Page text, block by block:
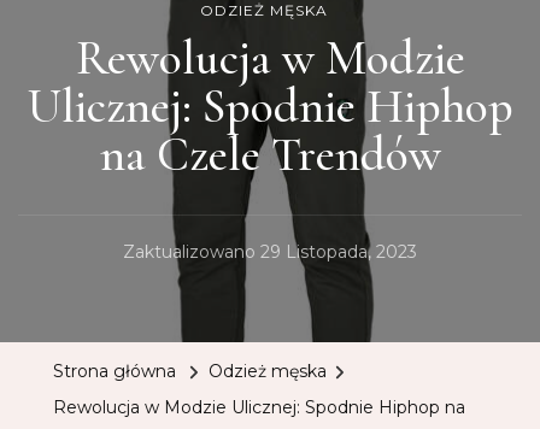
ODZIEŻ MĘSKA
Rewolucja w Modzie
Ulicznej: Spodnie Hiphop
na Czele Trendów
Zaktualizowano 29 Listopada, 2023
Strona główna
Odzież męska
Rewolucja w Modzie Ulicznej: Spodnie Hiphop na